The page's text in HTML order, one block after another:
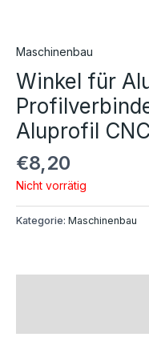
Maschinenbau
Winkel für
Aluprofil
€8,20
Nicht vorrätig
Kategorie: Maschinenbau